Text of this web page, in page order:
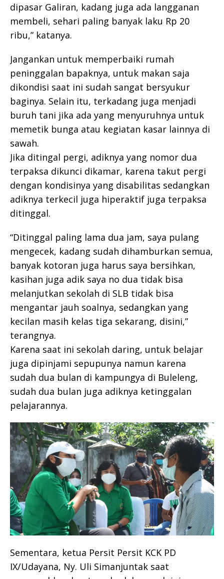
dipasar Galiran, kadang juga ada langganan
membeli, sehari paling banyak laku Rp 20
ribu,” katanya.
Jangankan untuk memperbaiki rumah
peninggalan bapaknya, untuk makan saja
dikondisi saat ini sudah sangat bersyukur
baginya. Selain itu, terkadang juga menjadi
buruh tani jika ada yang menyuruhnya untuk
memetik bunga atau kegiatan kasar lainnya di
sawah.
Jika ditingal pergi, adiknya yang nomor dua
terpaksa dikunci dikamar, karena takut pergi
dengan kondisinya yang disabilitas sedangkan
adiknya terkecil juga hiperaktif juga terpaksa
ditinggal.
“Ditinggal paling lama dua jam, saya pulang
mengecek, kadang sudah dihamburkan semua,
banyak kotoran juga harus saya bersihkan,
kasihan juga adik saya no dua tidak bisa
melanjutkan sekolah di SLB tidak bisa
mengantar jauh soalnya, sedangkan yang
kecilan masih kelas tiga sekarang, disini,”
terangnya.
Karena saat ini sekolah daring, untuk belajar
juga dipinjami sepupunya namun karena
sudah dua bulan di kampungya di Buleleng,
sudah dua bulan juga adiknya ketinggalan
pelajarannya.
Sementara, ketua Persit Persit KCK PD
IX/Udayana, Ny. Uli Simanjuntak saat